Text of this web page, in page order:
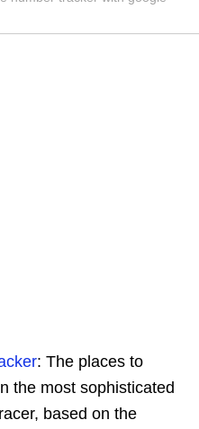
: The places to
the most sophisticated
based on the